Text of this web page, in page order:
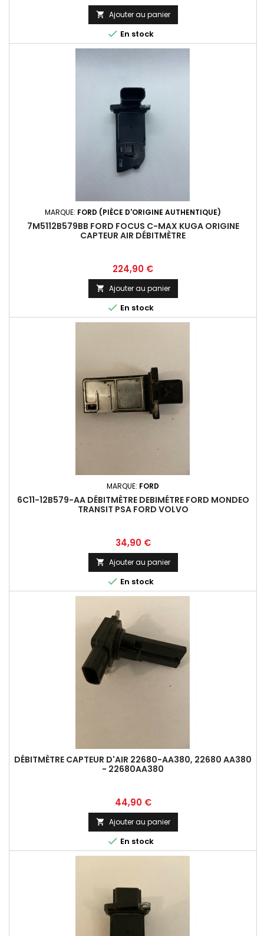
 Ajouter au panier
 En stock
MARQUE: FORD (PIÈCE D'ORIGINE AUTHENTIQUE)
7M5112B579BB FORD FOCUS C-MAX KUGA ORIGINE
CAPTEUR AIR DÉBITMÈTRE
Prix
224,90 €
 Ajouter au panier
 En stock
MARQUE: FORD
6C11-12B579-AA DÉBITMÈTRE DEBIMÉTRE FORD MONDEO
TRANSIT PSA FORD VOLVO
Prix
34,90 €
 Ajouter au panier
 En stock
DÉBITMÈTRE CAPTEUR D'AIR 22680-AA380, 22680 AA380
- 22680AA380
Prix
44,90 €
 Ajouter au panier
 En stock